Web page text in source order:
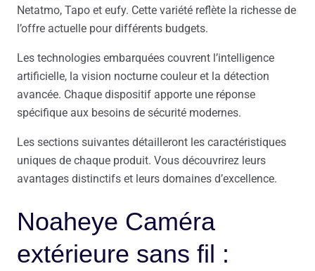
Netatmo, Tapo et eufy. Cette variété reflète la richesse de
l’offre actuelle pour différents budgets.
Les technologies embarquées couvrent l’intelligence
artificielle, la vision nocturne couleur et la détection
avancée. Chaque dispositif apporte une réponse
spécifique aux besoins de sécurité modernes.
Les sections suivantes détailleront les caractéristiques
uniques de chaque produit. Vous découvrirez leurs
avantages distinctifs et leurs domaines d’excellence.
Noaheye Caméra
extérieure sans fil :